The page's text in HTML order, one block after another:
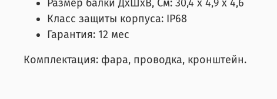
Размер балки ДхШхВ, См: 30,4 x 4,9 x 4,6
Класс защиты корпуса: IP68
Гарантия: 12 мес
Комплектация: фара, проводка, кронштейн.